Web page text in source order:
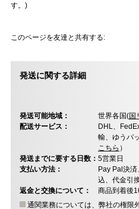
す。)
このページを友達と共有する:
発送に関する詳細
発送可能地域： 世界各国(国
配送サービス：
DHL、
輸、ゆうパ
こちら ）
発送までに要する日数： 5営業日
支払い方法：
Pay Pal決
込、代金引
返金と交換について：
商品到着後
通関業務については、弊社の権限